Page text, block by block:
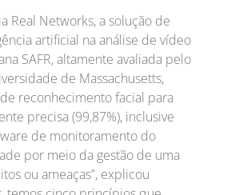
Real Networks, a solução de
artificial na análise de vídeo
SAFR, altamente avaliada pelo
de Massachusetts,
reconhecimento facial para
precisa (99,87%), inclusive
de monitoramento do
por meio da gestão de uma
ou ameaças”, explicou